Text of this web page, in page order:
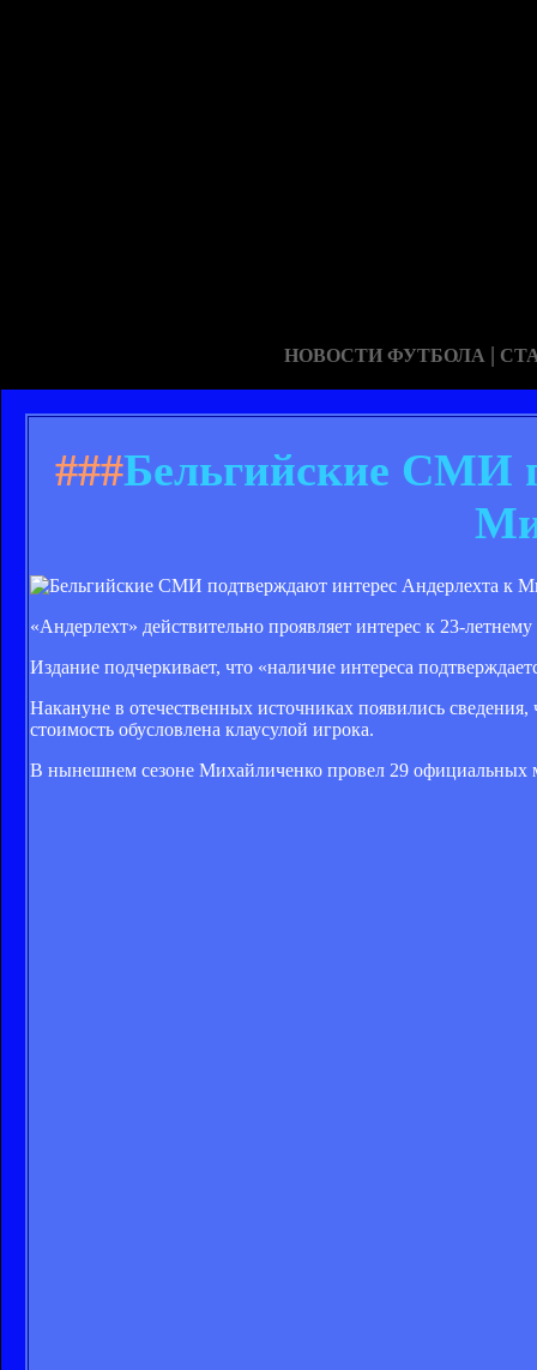
НОВОСТИ ФУТБОЛА |
###Бельгийские СМИ
«Андерлехт» действительно проявляет интерес к 23-
Издание подчеркивает, что «наличие интереса
Накануне в отечественных источниках появились
стоимость обусловлена клаусулой игрока.
В нынешнем сезоне Михайличенко провел 29 официальных